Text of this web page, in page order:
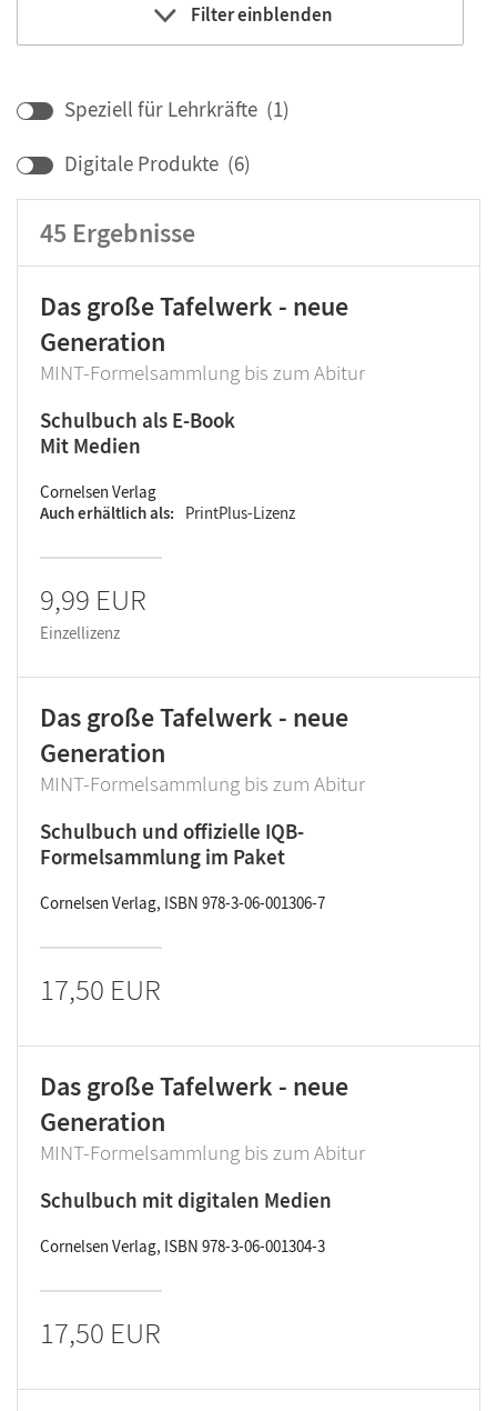
Filter einblenden
Speziell für Lehrkräfte (1)
Digitale Produkte (6)
45 Ergebnisse
Das große Tafelwerk - neue
Generation
MINT-Formelsammlung bis zum Abitur
Schulbuch als E-Book
Mit Medien
Cornelsen Verlag
Auch erhältlich als
PrintPlus-Lizenz
9,99 EUR
Einzellizenz
Das große Tafelwerk - neue
Generation
MINT-Formelsammlung bis zum Abitur
Schulbuch und offizielle IQB-
Formelsammlung im Paket
Cornelsen Verlag, ISBN 978-3-06-001306-7
17,50 EUR
Das große Tafelwerk - neue
Generation
MINT-Formelsammlung bis zum Abitur
Schulbuch mit digitalen Medien
Cornelsen Verlag, ISBN 978-3-06-001304-3
17,50 EUR